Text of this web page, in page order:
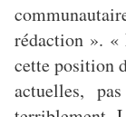
rédaction ». «
cette position
actuelles,